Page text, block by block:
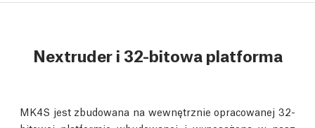
Nextruder i 32-bitowa platforma
MK4S jest zbudowana na wewnętrznie opracowanej 32-